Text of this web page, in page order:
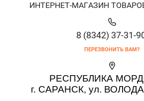
ИНТЕРНЕТ-МАГАЗИН
8 (8342) 37-31-
ПЕРЕЗВОНИТЬ ВАМ?
РЕСПУБЛИКА
г. САРАНСК, ул.